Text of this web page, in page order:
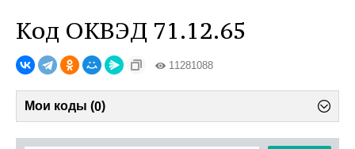
Код ОКВЭД 71.12.65
11281088
Мои коды (0)